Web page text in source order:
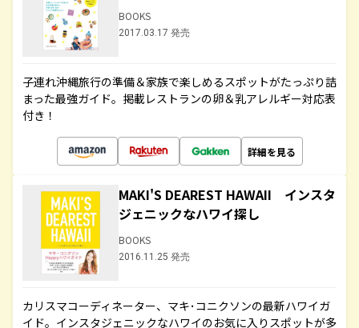
BOOKS
2017.03.17 発売
子連れ沖縄旅行の準備＆家族で楽しめるスポットがたっぷり詰
まった最強ガイド。掲載レストランの卵＆乳アレルギー対応表
付き！
詳細を見る
MAKI'S DEAREST HAWAII インスタ
ジェニックなハワイ探し
BOOKS
2016.11.25 発売
カリスマコーディネーター、マキ･コニクソンの最新ハワイガ
イド。インスタジェニックなハワイのお気に入りスポットが多